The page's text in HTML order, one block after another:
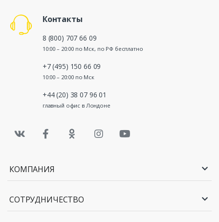
Контакты
8 (800) 707 66 09
10:00 – 20:00 по Мск, по РФ бесплатно
+7 (495) 150 66 09
10:00 – 20:00 по Мск
+44 (20) 38 07 96 01
главный офис в Лондоне
КОМПАНИЯ
СОТРУДНИЧЕСТВО